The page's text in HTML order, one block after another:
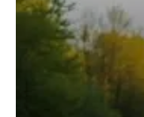
propriété
11 février 2026